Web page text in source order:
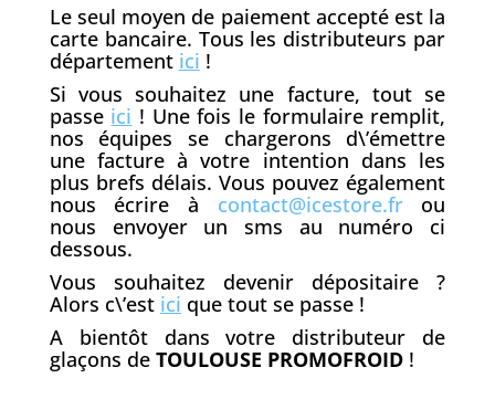
Le seul moyen de paiement accepté est la
carte bancaire. Tous les distributeurs par
département ici !
Si vous souhaitez une facture, tout se
passe ici ! Une fois le formulaire remplit,
nos équipes se chargerons d\’émettre
une facture à votre intention dans les
plus brefs délais. Vous pouvez également
nous écrire à contact@icestore.frou
nous envoyer un sms au numéro ci
dessous.
Vous souhaitez devenir dépositaire ?
Alors c\’est ici que tout se passe !
A bientôt dans votre distributeur de
glaçons de TOULOUSE PROMOFROID!